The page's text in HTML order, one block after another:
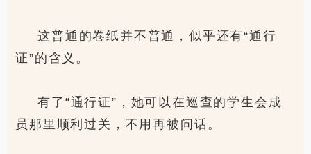
这普通的卷纸并不普通，似乎还有“通行
证”的含义。
有了“通行证”，她可以在巡查的学生会成
员那里顺利过关，不用再被问话。